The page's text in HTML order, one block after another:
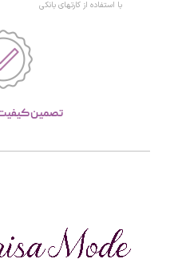
با استفاده از کارتهای بانکی
تصمین کیفیت